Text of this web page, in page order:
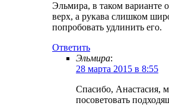
Эльмира, в таком варианте
верх, а рукава слишком
попробовать удлинить его.
Ответить
Эльмира:
28 марта 2015 в 8:55
Спасибо, Анастасия,
посоветовать